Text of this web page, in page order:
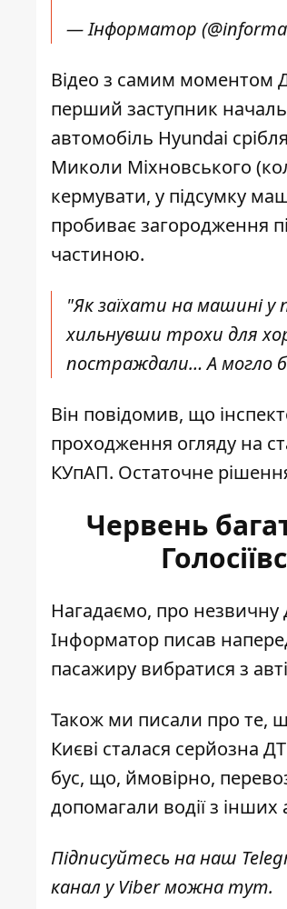
— Інформатор
Відео з самим моментом
перший заступник
автомобіль Hyundai
Миколи Міхновського
кермувати, у підсумку
пробиває загородження
частиною.
"Як заїхати на машині у
хильнувши трохи для
постраждали… А могло б
Він повідомив, що
проходження огляду на
КУпАП. Остаточне
Червень
Нагадаємо, про незвичну
Інформатор писав
пасажиру вибратися з
Також ми писали про те,
Києві сталася серйозна
бус, що, ймовірно,
допомагали водії з
Підписуйтесь на наш
канал у Viber можнатут.